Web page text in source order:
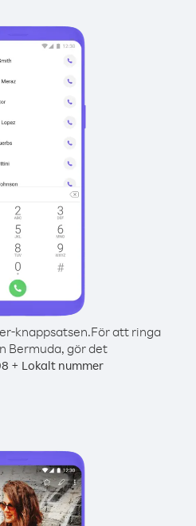
knappsatsen.För att ringa
Bermuda, gör det
+ Lokalt nummer